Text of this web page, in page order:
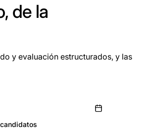
de la
y evaluación estructurados, y las